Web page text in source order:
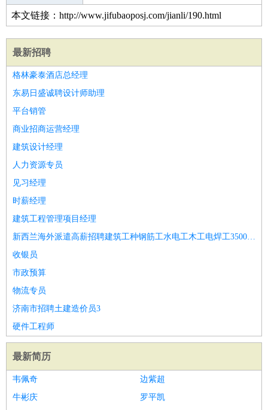
本文链接：http://www.jifubaoposj.com/jianli/190.html
最新招聘
格林豪泰酒店总经理
东易日盛诚聘设计师助理
平台销管
商业招商运营经理
建筑设计经理
人力资源专员
见习经理
时薪经理
建筑工程管理项目经理
新西兰海外派遣高薪招聘建筑工种钢筋工水电工木工电焊工35000办理正规工签
收银员
市政预算
物流专员
济南市招聘土建造价员3
硬件工程师
最新简历
韦佩奇
边紫超
牛彬庆
罗平凯